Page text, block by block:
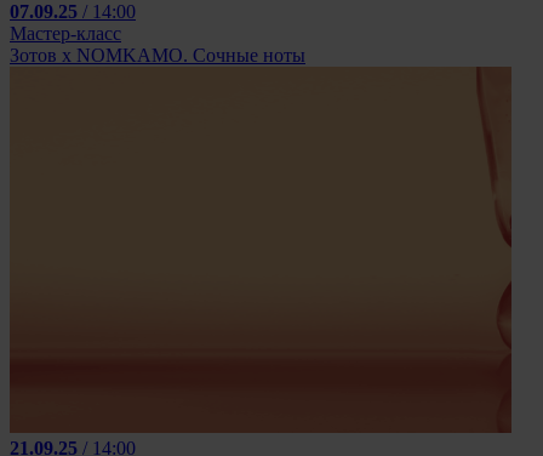
07.09.25 / 14:00
Мастер-класс
Зотов х NOMKAMO. Сочные ноты
21.09.25 / 14:00